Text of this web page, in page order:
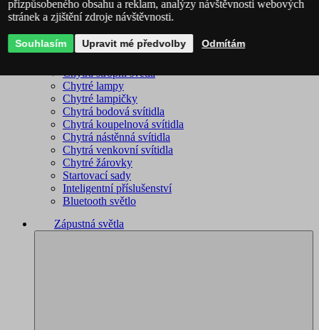
Philips Hue – kompletní sortiment
Immax NEO - kompletní sortiment
WiZ – kompletní sortiment
Chytrá stropní světla
Chytré lampy
Chytré lampičky
Chytrá bodová svítidla
Chytrá koupelnová svítidla
Chytrá nástěnná svítidla
Chytrá venkovní svítidla
Chytré žárovky
Startovací sady
Inteligentní příslušenství
Bluetooth světlo
Zápustná světla
přizpůsobeného obsahu a reklam, analýzy návštěvnosti webových
stránek a zjištění zdroje návštěvnosti.
Souhlasím Upravit mé předvolby Odmítám